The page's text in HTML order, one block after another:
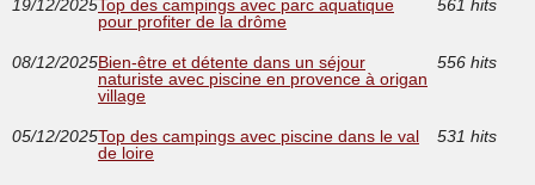
19/12/2025Top des campings avec parc aquatique
pour profiter de la drôme
561 hits
08/12/2025Bien-être et détente dans un séjour
naturiste avec piscine en provence à origan
village
556 hits
05/12/2025Top des campings avec piscine dans le val
de loire
531 hits